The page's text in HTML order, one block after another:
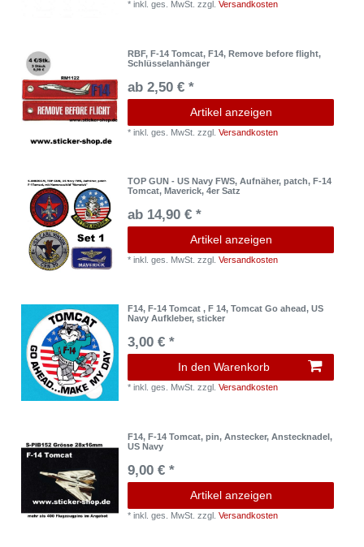
*inkl. ges. MwSt. zzgl.Versandkosten
RBF, F-14 Tomcat, F14, Remove before flight,
Schlüsselanhänger
ab 2,50 € *
Artikel anzeigen
*inkl. ges. MwSt. zzgl.Versandkosten
TOP GUN - US Navy FWS, Aufnäher, patch, F-14
Tomcat, Maverick, 4er Satz
ab 14,90 € *
Artikel anzeigen
*inkl. ges. MwSt. zzgl.Versandkosten
F14, F-14 Tomcat , F 14, Tomcat Go ahead, US
Navy Aufkleber, sticker
3,00 € *
In den Warenkorb
*inkl. ges. MwSt. zzgl.Versandkosten
F14, F-14 Tomcat, pin, Anstecker, Anstecknadel,
US Navy
9,00 € *
Artikel anzeigen
*inkl. ges. MwSt. zzgl.Versandkosten